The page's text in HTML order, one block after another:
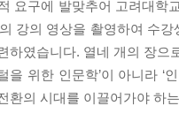
요구에 발맞추어 고려대학
강의 영상을 촬영하여 수
하였습니다. 열네 개의 장
을 위한 인문학’이 아니라
환의 시대를 이끌어가야 하